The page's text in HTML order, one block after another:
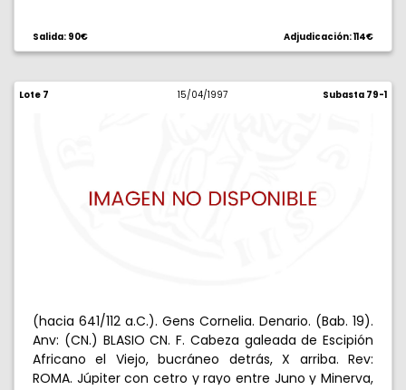
Salida: 90€ Adjudicación: 114€
Lote 7 15/04/1997 Subasta 79-1
(hacia 641/112 a.C.). Gens Cornelia. Denario. (Bab. 19).
Anv: (CN.) BLASIO CN. F. Cabeza galeada de Escipión
Africano el Viejo, bucráneo detrás, X arriba. Rev:
ROMA. Júpiter con cetro y rayo entre Juno y Minerva,